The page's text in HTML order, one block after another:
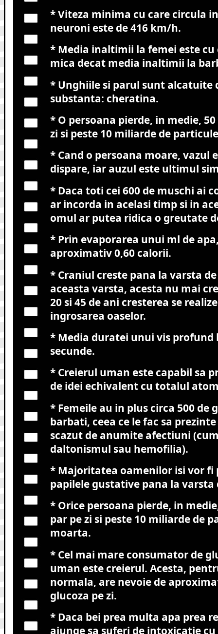
* Viteza minima cu care circula
neuroni este de 416 km/h.
* Media inaltimii la femei este cu
mica decat media inaltimii la
* Unghiile si parul sunt alcatuite
substanta: cheratina.
* O persoana pierde, in medie,
zi si peste 10 miliarde de
* Cand o persoana moare, vazul
dispare, iar auzul este ultimul
* Daca toti cei 600 de muschi ai
ar incorda in acelasi timp si in
omul ar putea ridica o greutate
* Prin evaporarea unui ml de
aproximativ 0,60 calorii.
* Craniul creste pana la varsta
aceasta varsta, acesta nu mai
20 si 45 de ani cresterea se
ingrosarea oaselor.
* Media duratei unui vis profund
secunde.
* Creierul uman este capabil sa
de idei echivalent cu totalul
* Femeile au in plus circa 500 de
barbati, ceea ce le fac sa
scazut de anumite afectiuni
daltonismul sau hemofilia).
* Majoritatea oamenilor isi vor fi
papilele gustative pana la varsta
* Orice persoana pierde, in
par pe zi si peste 10 miliarde de
moarta.
* Cel mai mare consumator de
uman este creierul. Acesta,
normala, are nevoie de
glucoza pe zi.
* Daca bei prea multa apa prea
ajunge sa suferi de intoxicatie cu